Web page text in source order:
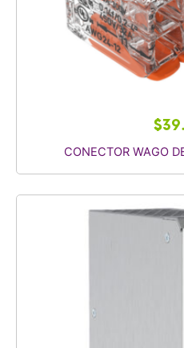
$
CONECTOR WAGO